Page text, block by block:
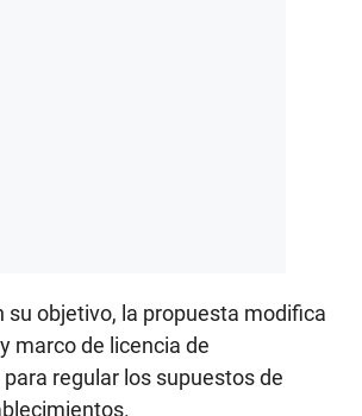
su objetivo, la propuesta modifica
marco de licencia de
regular los supuestos de